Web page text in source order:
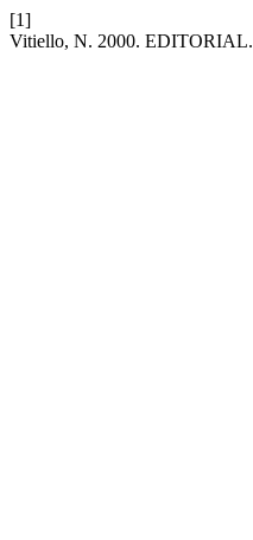
[1]
Vitiello, N. 2000. EDITORIAL.